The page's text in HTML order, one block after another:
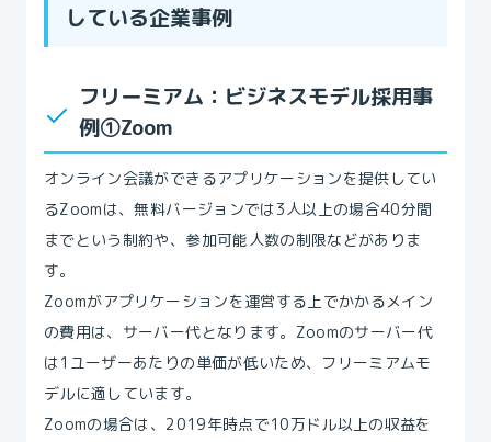
している企業事例
フリーミアム：ビジネスモデル採用事
例①Zoom
オンライン会議ができるアプリケーションを提供してい
るZoomは、無料バージョンでは3人以上の場合40分間
までという制約や、参加可能人数の制限などがありま
す。
Zoomがアプリケーションを運営する上でかかるメイン
の費用は、サーバー代となります。Zoomのサーバー代
は1ユーザーあたりの単価が低いため、フリーミアムモ
デルに適しています。
Zoomの場合は、2019年時点で10万ドル以上の収益を